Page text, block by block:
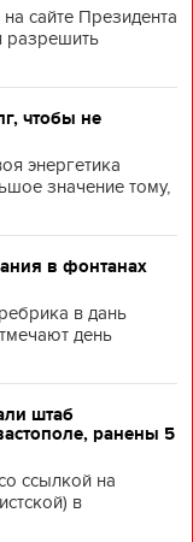
сайте Президента
разрешить
чтобы не
энергетика
значение тому,
в фонтанах
в дань
день
штаб
ранены 5
ссылкой на
в